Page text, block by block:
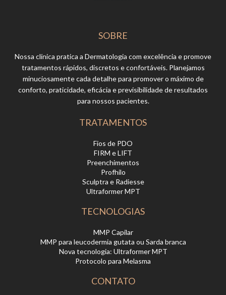
SOBRE
Nossa clínica pratica a Dermatologia com excelência e promove
tratamentos rápidos, discretos e confortáveis. Planejamos
minuciosamente cada detalhe para promover o máximo de
conforto, praticidade, eficácia e previsibilidade de resultados
para nossos pacientes.
TRATAMENTOS
Fios de PDO
FIRM e LIFT
Preenchimentos
Profhilo
Sculptra e Radiesse
Ultraformer MPT
TECNOLOGIAS
MMP Capilar
MMP para leucodermia gutata ou Sarda branca
Nova tecnologia: Ultraformer MPT
Protocolo para Melasma
CONTATO